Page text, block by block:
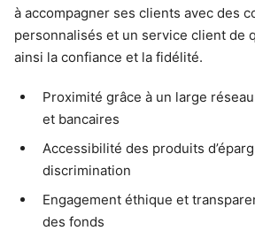
à accompagner ses clients avec des
personnalisés et un service client de
ainsi la confiance et la fidélité.
Proximité grâce à un large
et bancaires
Accessibilité des produits
discrimination
Engagement éthique et
des fonds